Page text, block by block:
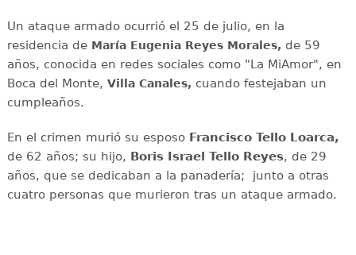
Un ataque armado ocurrió el 25 de julio, en la
residencia de María Eugenia Reyes Morales, de 59
años, conocida en redes sociales como "La MiAmor", en
Boca del Monte, Villa Canales, cuando festejaban un
cumpleaños.
En el crimen murió su esposoFrancisco Tello Loarca,
de 62 años; su hijo, Boris Israel Tello Reyes, de 29
años, que se dedicaban a la panadería; junto a otras
cuatro personas que murieron tras un ataque armado.